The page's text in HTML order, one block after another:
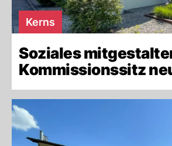
Kerns
Soziales
Kommissionssitz